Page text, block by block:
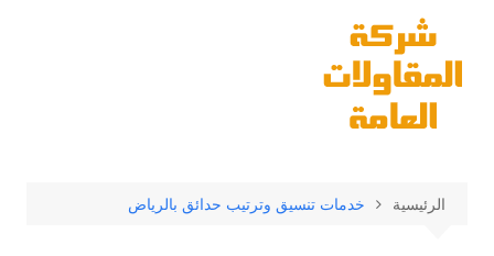
المحتوى
الرئيسية خدمات تنسيق وترتيب حدائق بالرياض